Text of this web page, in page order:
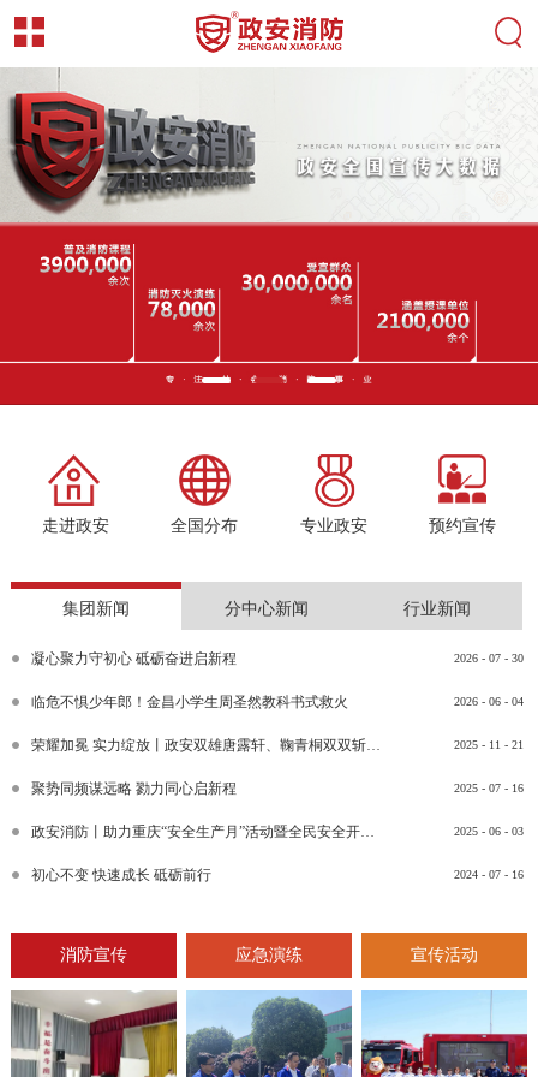
走进政安 全国分布 专业政安 预约宣传
集团新闻 分中心新闻 行业新闻
2026 - 07 - 30
凝心聚力守初心 砥砺奋进启新程
2026 - 06 - 04
临危不惧少年郎！金昌小学生周圣然教科书式救火
2025 - 11 - 21
荣耀加冕 实力绽放丨政安双雄唐露轩、鞠青桐双双斩获“渝消蓝盾讲师团金牌讲师”比武竞赛决赛大奖
2025 - 07 - 16
聚势同频谋远略 勠力同心启新程
2025 - 06 - 03
政安消防丨助力重庆“安全生产月”活动暨全民安全开放日活动
2024 - 07 - 16
初心不变 快速成长 砥砺前行
消防宣传 应急演练 宣传活动